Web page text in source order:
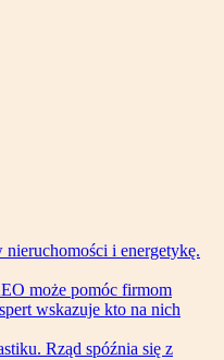
i energetykę.
może pomóc firmom
wskazuje kto na nich
Rząd spóźnia się z